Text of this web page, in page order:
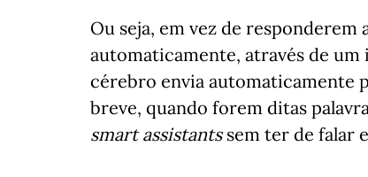
Ou seja, em vez de
automaticamente, através de
cérebro envia automaticamente
breve, quando forem ditas
smart assistantssem ter de falar